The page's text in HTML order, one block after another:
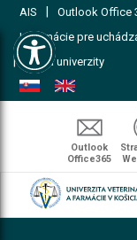
Open toolbar
AIS Outlook Office
Informácie pre
| Mapa univerzity
Outlook
Office365